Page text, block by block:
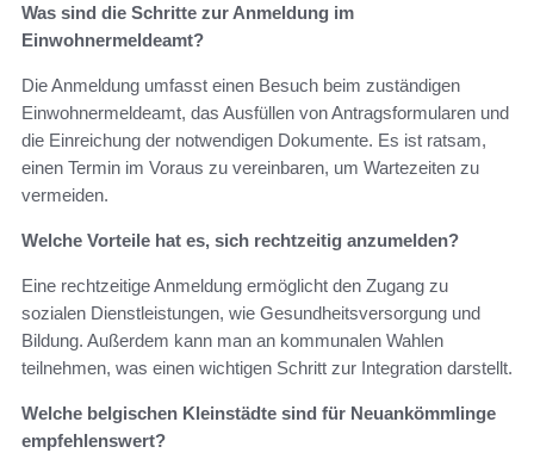
Was sind die Schritte zur Anmeldung im
Einwohnermeldeamt?
Die Anmeldung umfasst einen Besuch beim zuständigen
Einwohnermeldeamt, das Ausfüllen von Antragsformularen und
die Einreichung der notwendigen Dokumente. Es ist ratsam,
einen Termin im Voraus zu vereinbaren, um Wartezeiten zu
vermeiden.
Welche Vorteile hat es, sich rechtzeitig anzumelden?
Eine rechtzeitige Anmeldung ermöglicht den Zugang zu
sozialen Dienstleistungen, wie Gesundheitsversorgung und
Bildung. Außerdem kann man an kommunalen Wahlen
teilnehmen, was einen wichtigen Schritt zur Integration darstellt.
Welche belgischen Kleinstädte sind für Neuankömmlinge
empfehlenswert?